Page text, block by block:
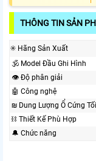
THÔNG TIN SẢN
✳️ Hãng Sản Xuất
🕉️ Model Đầu Ghi Hình
👁 Độ phân giải
🤖️ Công nghệ
₪ Dung Lượng Ổ Cứng
⛓ Thiết Kế Phù Hợp
🔔 Chức năng